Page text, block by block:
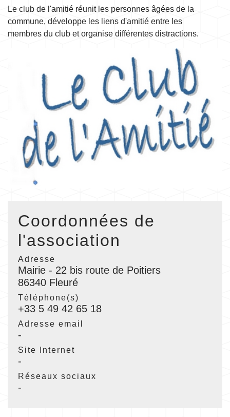
Le club de l'amitié réunit les personnes âgées de la
commune, développe les liens d'amitié entre les
membres du club et organise différentes distractions.
Coordonnées de
l'association
Adresse
Mairie - 22 bis route de Poitiers
86340 Fleuré
Téléphone(s)
+33 5 49 42 65 18
Adresse email
-
Site Internet
-
Réseaux sociaux
-